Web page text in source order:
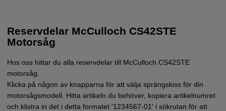
Reservdelar McCulloch CS42STE
Motorsåg
Hos oss hittar du alla reservdelar till McCulloch CS42STE
motorsåg.
Klicka på någon av knapparna för att välja sprängskiss för din
motorsågsmodell. Hitta artikeln du behöver, kopiera artikelnumret
och klistra in det i detta formatet '1234567-01' i sökrutan för att